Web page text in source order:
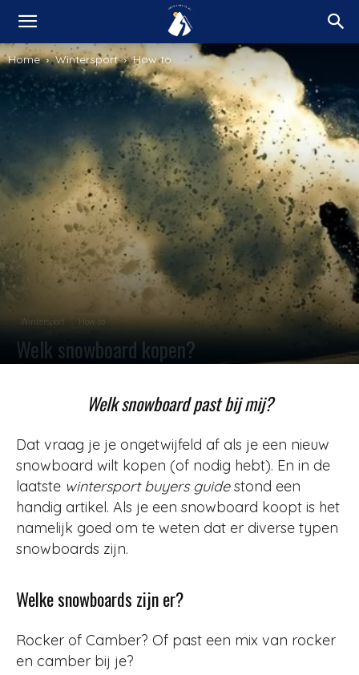
Home Wintersport How to
Wintersport How to
Welk snowboard kopen?
Welk snowboard past bij mij?
Dat vraag je je ongetwijfeld af als je een nieuw
snowboard wilt kopen (of nodig hebt). En in de
laatste wintersport buyers guidestond een
handig artikel. Als je een snowboard koopt is het
namelijk goed om te weten dat er diverse typen
snowboards zijn.
Welke snowboards zijn er?
Rocker of Camber? Of past een mix van rocker
en camber bij je?